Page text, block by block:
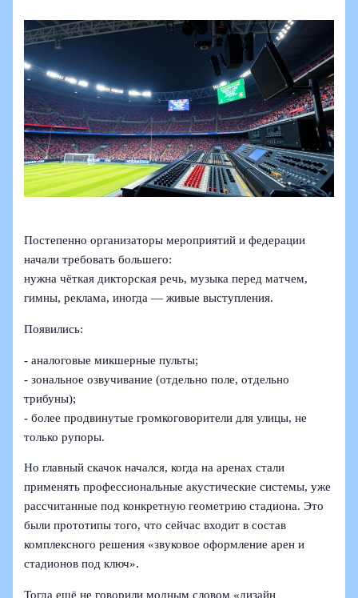
Постепенно организаторы мероприятий и федерации
начали требовать большего:
нужна чёткая дикторская речь, музыка перед матчем,
гимны, реклама, иногда — живые выступления.
Появились:
- аналоговые микшерные пульты;
- зональное озвучивание (отдельно поле, отдельно
трибуны);
- более продвинутые громкоговорители для улицы, не
только рупоры.
Но главный скачок начался, когда на аренах стали
применять профессиональные акустические системы, уже
рассчитанные под конкретную геометрию стадиона. Это
были прототипы того, что сейчас входит в состав
комплексного решения «звуковое оформление арен и
стадионов под ключ».
Тогда ещё не говорили модным словом «дизайн